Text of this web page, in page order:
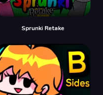
Sprunki Retake